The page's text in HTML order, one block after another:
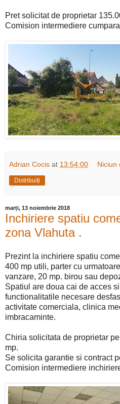
Pret solicitat de proprietar
Comision intermediere
Adrian Cocis at 13:54:00 Niciun
Distribuiți
marți, 13 noiembrie 2018
Inchiriere spatiu
zona Vlahuta .
Prezint la inchiriere spatiu
400 mp utili, parter cu
vanzare, 20 mp. birou sau
Spatiul are doua cai de acces
functionalitatile necesare
activitate comerciala, clinica
imbracaminte.
Chiria solicitata de proprietar
mp.
Se solicita garantie si contract
Comision intermediere